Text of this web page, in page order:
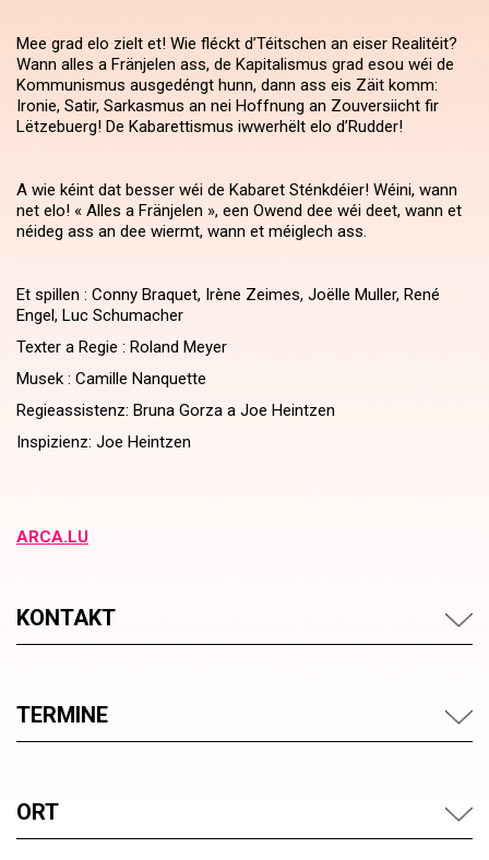
Mee grad elo zielt et! Wie fléckt d’Téitschen an eiser Realitéit?
Wann alles a Fränjelen ass, de Kapitalismus grad esou wéi de
Kommunismus ausgedéngt hunn, dann ass eis Zäit komm:
Ironie, Satir, Sarkasmus an nei Hoffnung an Zouversiicht fir
Lëtzebuerg! De Kabarettismus iwwerhëlt elo d’Rudder!
A wie kéint dat besser wéi de Kabaret Sténkdéier! Wéini, wann
net elo! « Alles a Fränjelen », een Owend dee wéi deet, wann et
néideg ass an dee wiermt, wann et méiglech ass.
Et spillen : Conny Braquet, Irène Zeimes, Joëlle Muller, René
Engel, Luc Schumacher
Texter a Regie : Roland Meyer
Musek : Camille Nanquette
Regieassistenz: Bruna Gorza a Joe Heintzen
Inspizienz: Joe Heintzen
ARCA.LU
KONTAKT
TERMINE
ORT